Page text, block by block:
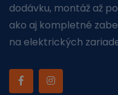
dodávku, montáž až
ako aj kompletné
na elektrických